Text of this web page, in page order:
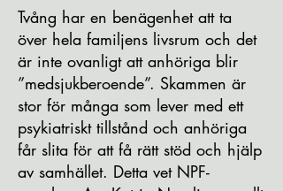
Tvång har en benägenhet att ta
över hela familjens livsrum och det
är inte ovanligt att anhöriga blir
”medsjukberoende”. Skammen är
stor för många som lever med ett
psykiatriskt tillstånd och anhöriga
får slita för att få rätt stöd och hjälp
av samhället. Detta vet NPF-